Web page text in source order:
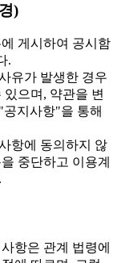
)
게시하여 공시함
.
유가 발생한 경우
으며, 약관을 변
지사항"을 통해
항에 동의하지 않
중단하고 이용계
항은 관계 법령에